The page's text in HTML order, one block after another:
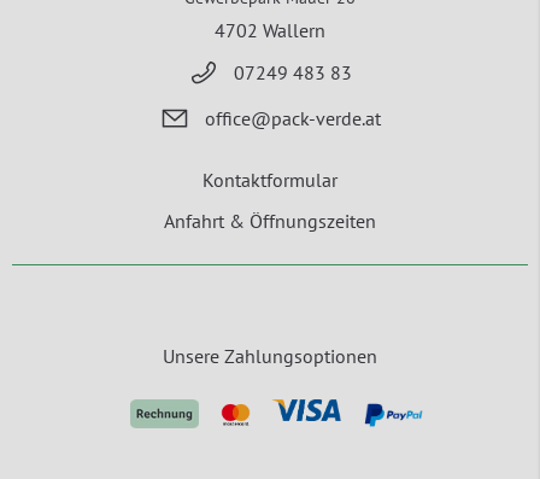
4702 Wallern
07249 483 83
office@pack-verde.at
Kontaktformular
Anfahrt & Öffnungszeiten
Unsere Zahlungsoptionen